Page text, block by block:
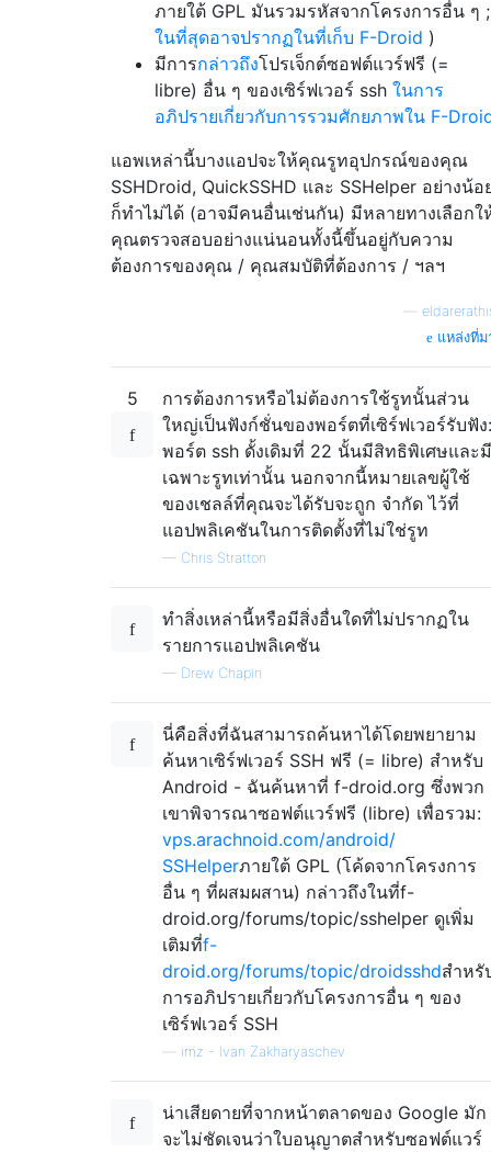
ภายใต้ GPL มันรวมรหัสจากโครงการอื่น ๆ ;
ในที่สุดอาจปรากฏในที่เก็บ F-Droid )
มีการกล่าวถึงโปรเจ็กต์ซอฟต์แวร์ฟรี (=
libre) อื่น ๆ ของเซิร์ฟเวอร์ ssh ในการ
อภิปรายเกี่ยวกับการรวมศักยภาพใน F-
แอพเหล่านี้บางแอปจะให้คุณรูทอุปกรณ์ของคุณ
SSHDroid, QuickSSHD และ SSHelper อย่างน้อ
ก็ทำไม่ได้ (อาจมีคนอื่นเช่นกัน) มีหลายทางเลือกใ
คุณตรวจสอบอย่างแน่นอนทั้งนี้ขึ้นอยู่กับความ
ต้องการของคุณ / คุณสมบัติที่ต้องการ / ฯลฯ
แหล่งที่ม
5
การต้องการหรือไม่ต้องการใช้รูทนั้นส่วน
ใหญ่เป็นฟังก์ชั่นของพอร์ตที่เซิร์ฟเวอร์รับฟัง:
พอร์ต ssh ดั้งเดิมที่ 22 นั้นมีสิทธิพิเศษและมี
เฉพาะรูทเท่านั้น นอกจากนี้หมายเลขผู้ใช้
ของเชลล์ที่คุณจะได้รับจะถูก จำกัด ไว้ที่
แอปพลิเคชันในการติดตั้งที่ไม่ใช่รูท
— Chris Stratton
ทำสิ่งเหล่านี้หรือมีสิ่งอื่นใดที่ไม่ปรากฏใน
รายการแอปพลิเคชัน
— Drew Chapin
นี่คือสิ่งที่ฉันสามารถค้นหาได้โดยพยายาม
ค้นหาเซิร์ฟเวอร์ SSH ฟรี (= libre) สำหรับ
Android - ฉันค้นหาที่ f-droid.org ซึ่งพวก
เขาพิจารณาซอฟต์แวร์ฟรี (libre) เพื่อรวม:
vps.arachnoid.com/android/
SSHelperภายใต้ GPL (โค้ดจากโครงการ
อื่น ๆ ที่ผสมผสาน) กล่าวถึงในที่f-
droid.org/forums/topic/sshelper ดูเพิ่ม
เติมที่f-
droid.org/forums/topic/droidsshdสำหรั
การอภิปรายเกี่ยวกับโครงการอื่น ๆ ของ
เซิร์ฟเวอร์ SSH
imz - Ivan Zakharyaschev
น่าเสียดายที่จากหน้าตลาดของ Google มัก
จะไม่ชัดเจนว่าใบอนุญาตสำหรับซอฟต์แวร์